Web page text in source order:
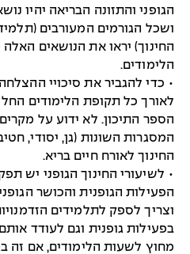
הגופני והתזונה הבריאה יהיו
ושכל הגורמים המעורבים
החינוך) יראו את הנושאים
הלימודים.
• כדי להגביר את סיכויי
לאורך כל תקופת הלימודים
הספר התיכון. לא ידוע על
המסגרות השונות (גן, יסודי,
החינוך לאורח חיים בריא.
• לשיעורי החינוך הגופני יש
הפעילות הגופנית והכושר
וצריך לספק לתלמידים
בפעילות גופנית וגם לעודד
מחוץ לשעות הלימודים, אם זה